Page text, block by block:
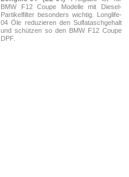
BMW F12 Coupe Modelle mit Diesel-
Partikelfilter besonders wichtig. Longlife-
04 Öle reduzieren den Sulfataschgehalt
und schützen so den BMW F12 Coupe
DPF.